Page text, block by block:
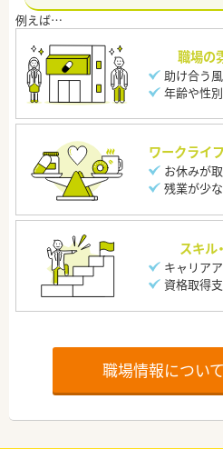
職場の
助け合う
年齢や性
ワークライ
お休みが
残業が少
スキル
キャリア
資格取得
職場情報につい